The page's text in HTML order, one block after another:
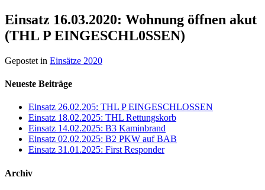
Einsatz 16.03.2020: Wohnung öffnen akut
(THL P EINGESCHL0SSEN)
Gepostet in Einsätze 2020
Neueste Beiträge
Einsatz 26.02.205: THL P EINGESCHLOSSEN
Einsatz 18.02.2025: THL Rettungskorb
Einsatz 14.02.2025: B3 Kaminbrand
Einsatz 02.02.2025: B2 PKW auf BAB
Einsatz 31.01.2025: First Responder
Archiv